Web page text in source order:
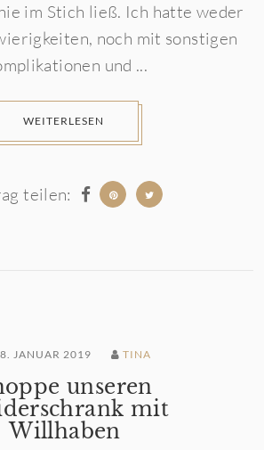
im Stich ließ. Ich hatte weder
noch mit sonstigen
und ...
WEITERLESEN
teilen:
JANUAR 2019 TINA
unseren
mit
Willhaben